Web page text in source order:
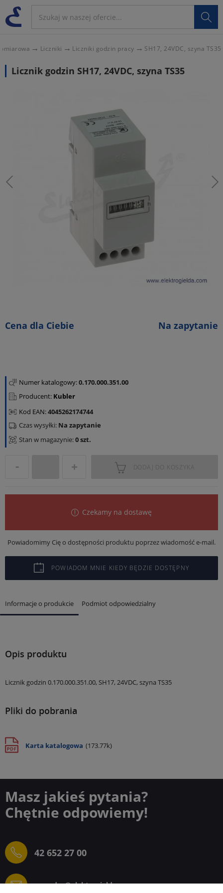

Liczniki Liczniki godzin pracy SH17, 24VDC, szyna TS35
Licznik godzin SH17, 24VDC, szyna TS35
Cena dla Ciebie Na zapytanie
Numer katalogowy:0.170.000.351.00
Producent: Kubler
Kod EAN:4045262174744
Stan w magazynie:0 szt.
Czas wysyłki: Na zapytanie
DODAJ DO KOSZYKA
Czekamy na dostawę
Powiadomimy Cię o dostępności produktu poprzez wiadomość e-mail.
POWIADOM MNIE KIEDY BĘDZIE DOSTĘPNY
Informacje o produkcie Podmiot odpowiedzialny
Opis produktu
Licznik godzin 0.170.000.351.00, SH17, 24VDC, szyna TS35
Pliki do pobrania
Karta katalogowa (173.77k)
Masz jakieś pytania?
Chętnie odpowiemy!
42 652 27 00
sprzedaz@elektrogielda.com